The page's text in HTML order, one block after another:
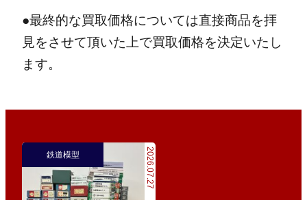
●最終的な買取価格については直接商品を拝
見をさせて頂いた上で買取価格を決定いたし
ます。
2026.07.27
鉄道模型